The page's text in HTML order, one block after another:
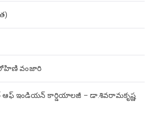
వంజారి
ఇండియన్ కార్డియాలజీ – డా.శివరామకృష్ణ